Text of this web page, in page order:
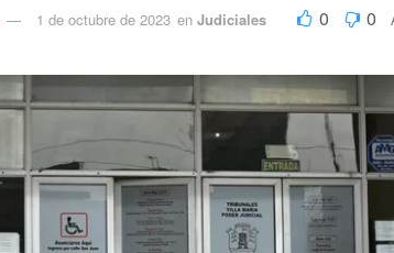
1 de octubre de 2023 en Judiciales 0 0